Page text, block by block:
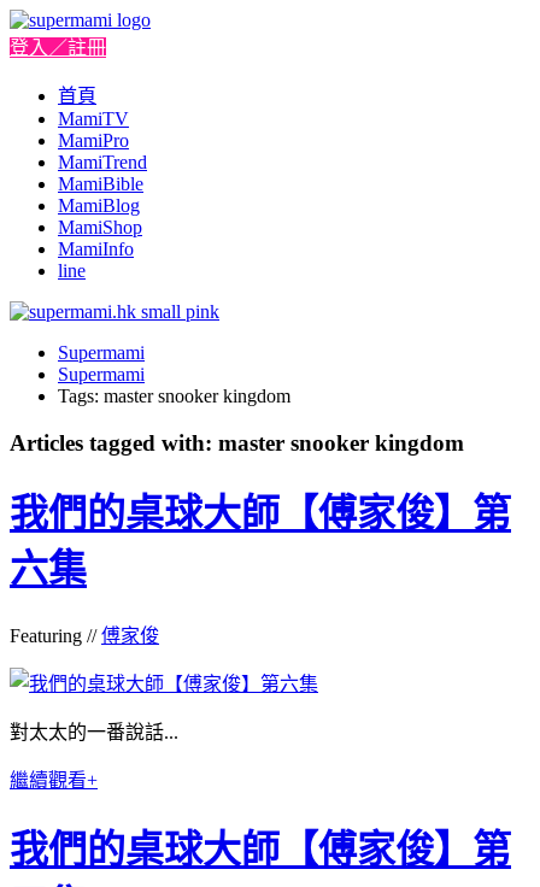
登入／註冊
首頁
MamiTV
MamiPro
MamiTrend
MamiBible
MamiBlog
MamiShop
MamiInfo
line
Supermami
Supermami
Tags: master snooker kingdom
Articles tagged with: master snooker kingdom
我們的桌球大師【傅家俊】第
六集
Featuring //傅家俊
對太太的一番說話...
繼續觀看+
我們的桌球大師【傅家俊】第